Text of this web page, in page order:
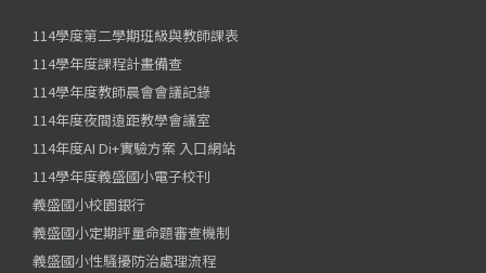
114學度第二學期班級與教師課表
114學年度課程計畫備查
114學年度教師晨會會議記錄
114年度夜間遠距教學會議室
114年度AI Di+實驗方案 入口網站
114學年度義盛國小電子校刊
義盛國小校園銀行
義盛國小定期評量命題審查機制
義盛國小性騷擾防治處理流程